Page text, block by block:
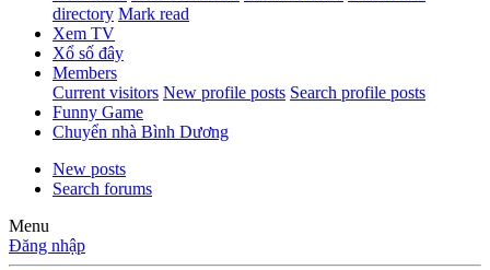
directory Mark read
Xem TV
Xổ số đây
Members
Current visitors New profile posts Search profile posts
Funny Game
Chuyển nhà Bình Dương
New posts
Search forums
Menu
Đăng nhập